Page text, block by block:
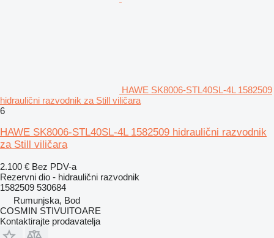
HAWE SK8006-STL40SL-4L 1582509
hidraulični razvodnik za Still viličara
6
HAWE SK8006-STL40SL-4L 1582509 hidraulični razvodnik
za Still viličara
2.100 € Bez PDV-a
Rezervni dio - hidraulični razvodnik
1582509 530684
Rumunjska, Bod
COSMIN STIVUITOARE
Kontaktirajte prodavatelja